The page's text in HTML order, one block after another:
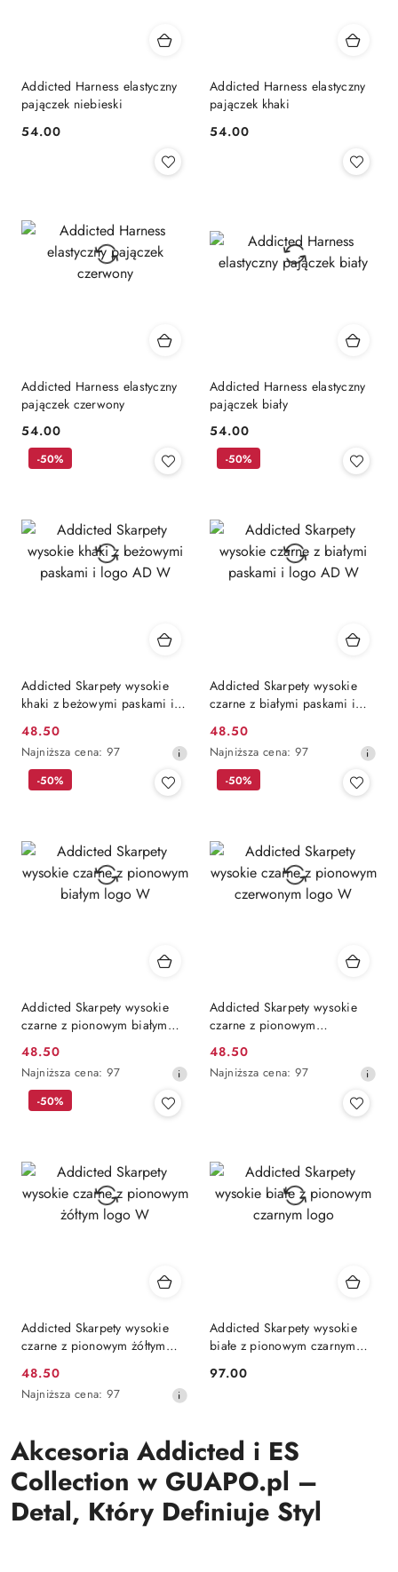
Addicted Harness elastyczny
pajączek niebieski
Cena:
54.00
Addicted Harness elastyczny
pajączek khaki
Cena:
54.00
Addicted Harness elastyczny
pajączek czerwony
Cena:
54.00
Addicted Harness elastyczny
pajączek biały
Cena:
54.00
Addicted Skarpety wysokie
khaki z beżowymi paskami i
Cena
promocyjna:
48.50
Najniższa
cena
obniżką
Najniższa cena: 97
-50%
Addicted Skarpety wysokie
czarne z białymi paskami i
Cena
promocyjna:
48.50
Najniższa
cena
obniżką
Najniższa cena: 97
-50%
Addicted Skarpety wysokie
czarne z pionowym białym
Cena
promocyjna:
48.50
Najniższa
cena
obniżką
Najniższa cena: 97
-50%
Addicted Skarpety wysokie
czarne z pionowym
Cena
promocyjna:
48.50
Najniższa
obniżką
Najniższa cena: 97
-50%
Addicted Skarpety wysokie
czarne z pionowym żółtym
Cena
promocyjna:
48.50
Najniższa
30
dni
przed
obniżką
Najniższa cena: 97
-50%
Addicted Skarpety wysokie
białe z pionowym czarnym
Cena:
97.00
Akcesoria Addicted i ES
Collection w GUAPO.pl –
Detal, Który Definiuje Styl